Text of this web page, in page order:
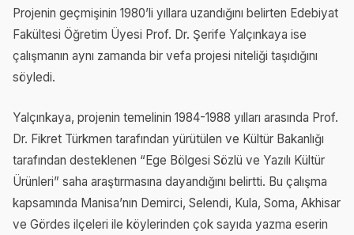
Projenin geçmişinin 1980’li yıllara uzandığını belirten Edebiyat
Fakültesi Öğretim Üyesi Prof. Dr. Şerife Yalçınkaya ise
çalışmanın aynı zamanda bir vefa projesi niteliği taşıdığını
söyledi.
Yalçınkaya, projenin temelinin 1984-1988 yılları arasında Prof.
Dr. Fikret Türkmen tarafından yürütülen ve Kültür Bakanlığı
tarafından desteklenen “Ege Bölgesi Sözlü ve Yazılı Kültür
Ürünleri” saha araştırmasına dayandığını belirtti. Bu çalışma
kapsamında Manisa’nın Demirci, Selendi, Kula, Soma, Akhisar
ve Gördes ilçeleri ile köylerinden çok sayıda yazma eserin